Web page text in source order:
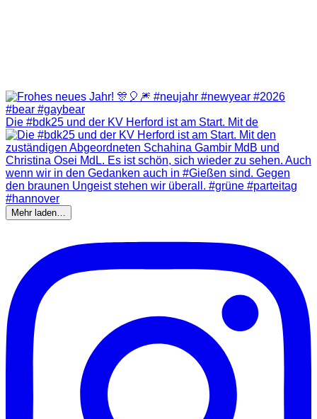
Die #bdk25 und der KV Herford ist am Start. Mit de
Mehr laden…